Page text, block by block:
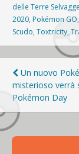
delle Terre Selvagge
2020, Pokémon GO,
Scudo,Toxtricity,
articoli
Un nuovo
misterioso verrà
Pokémon Day